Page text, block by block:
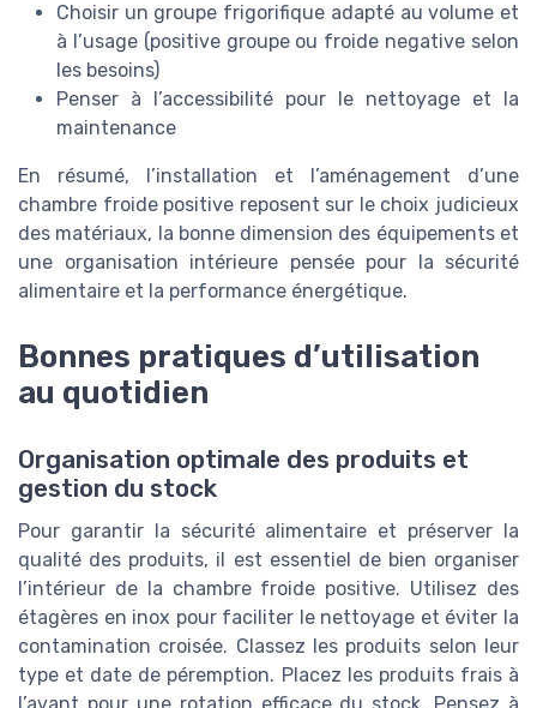
Choisir un groupe frigorifique adapté au volume et
à l’usage (positive groupe ou froide negative selon
les besoins)
Penser à l’accessibilité pour le nettoyage et la
maintenance
En résumé, l’installation et l’aménagement d’une
chambre froide positive reposent sur le choix judicieux
des matériaux, la bonne dimension des équipements et
une organisation intérieure pensée pour la sécurité
alimentaire et la performance énergétique.
Bonnes pratiques d’utilisation
au quotidien
Organisation optimale des produits et
gestion du stock
Pour garantir la sécurité alimentaire et préserver la
qualité des produits, il est essentiel de bien organiser
l’intérieur de la chambre froide positive. Utilisez des
étagères en inox pour faciliter le nettoyage et éviter la
contamination croisée. Classez les produits selon leur
type et date de péremption. Placez les produits frais à